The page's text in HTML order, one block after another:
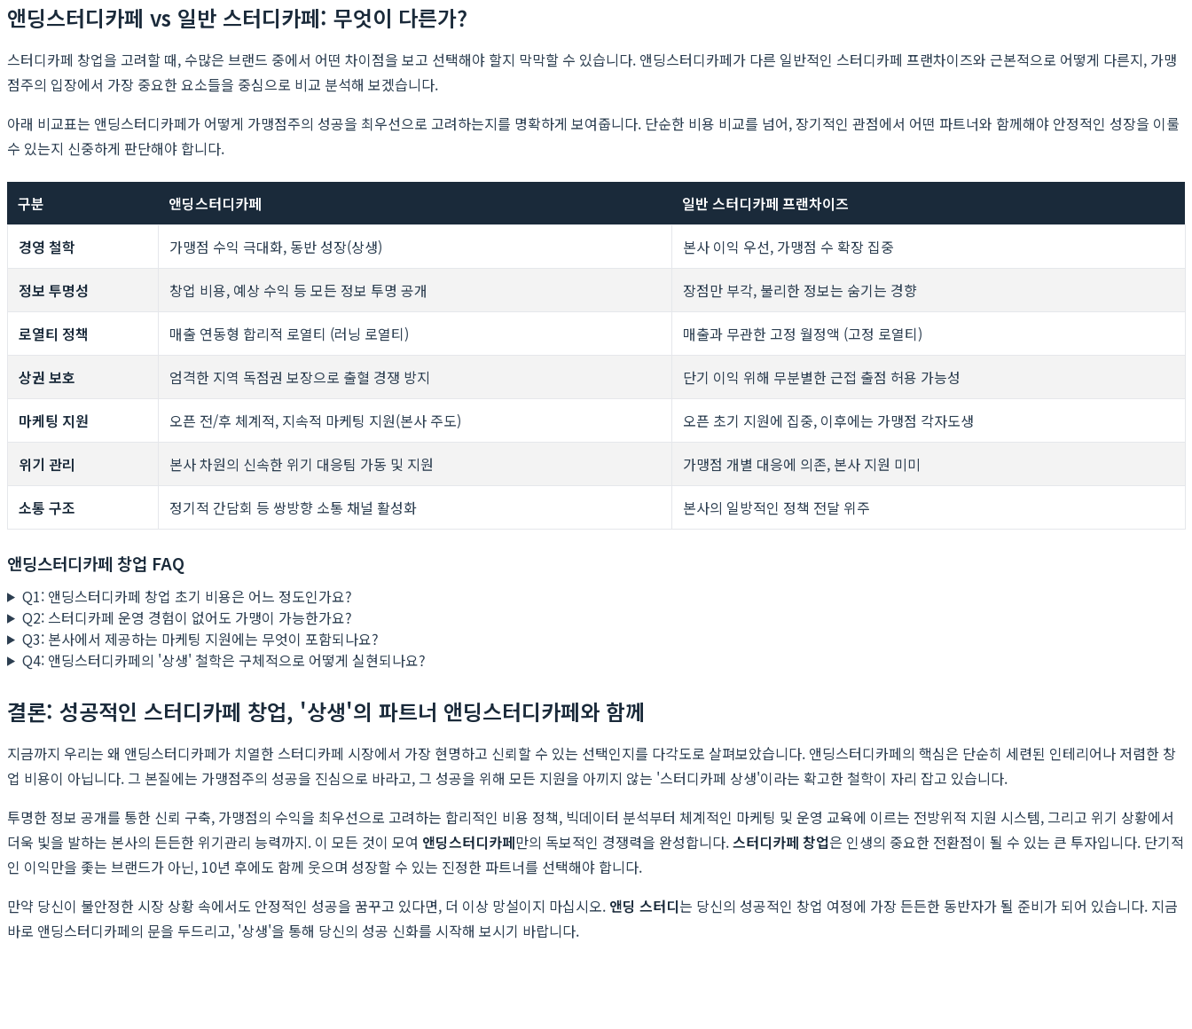
앤딩스터디카페 vs 일반 스터디카페: 무엇이 다른가?
스터디카페 창업을 고려할 때, 수많은 브랜드 중에서 어떤 차이점을 보고 선택해야 할지 막막할 수 있습니다. 앤딩스터디카페가 다른 일반적인 스터디카페 프랜차이즈와 근본적으로 어떻게 다른지, 가맹
점주의 입장에서 가장 중요한 요소들을 중심으로 비교 분석해 보겠습니다.
아래 비교표는 앤딩스터디카페가 어떻게 가맹점주의 성공을 최우선으로 고려하는지를 명확하게 보여줍니다. 단순한 비용 비교를 넘어, 장기적인 관점에서 어떤 파트너와 함께해야 안정적인 성장을 이룰
수 있는지 신중하게 판단해야 합니다.
구분 앤딩스터디카페 일반 스터디카페 프랜차이즈
경영 철학 가맹점 수익 극대화, 동반 성장(상생) 본사 이익 우선, 가맹점 수 확장 집중
정보 투명성 창업 비용, 예상 수익 등 모든 정보 투명 공개 장점만 부각, 불리한 정보는 숨기는 경향
로열티 정책 매출 연동형 합리적 로열티 (러닝 로열티) 매출과 무관한 고정 월정액 (고정 로열티)
상권 보호 엄격한 지역 독점권 보장으로 출혈 경쟁 방지 단기 이익 위해 무분별한 근접 출점 허용 가능성
마케팅 지원 오픈 전/후 체계적, 지속적 마케팅 지원(본사 주도) 오픈 초기 지원에 집중, 이후에는 가맹점 각자도생
위기 관리 본사 차원의 신속한 위기 대응팀 가동 및 지원 가맹점 개별 대응에 의존, 본사 지원 미미
소통 구조 정기적 간담회 등 쌍방향 소통 채널 활성화 본사의 일방적인 정책 전달 위주
앤딩스터디카페 창업 FAQ
Q1: 앤딩스터디카페 창업 초기 비용은 어느 정도인가요?
Q2: 스터디카페 운영 경험이 없어도 가맹이 가능한가요?
Q3: 본사에서 제공하는 마케팅 지원에는 무엇이 포함되나요?
Q4: 앤딩스터디카페의 '상생' 철학은 구체적으로 어떻게 실현되나요?
결론: 성공적인 스터디카페 창업, '상생'의 파트너 앤딩스터디카페와 함께
지금까지 우리는 왜 앤딩스터디카페가 치열한 스터디카페 시장에서 가장 현명하고 신뢰할 수 있는 선택인지를 다각도로 살펴보았습니다. 앤딩스터디카페의 핵심은 단순히 세련된 인테리어나 저렴한 창
업 비용이 아닙니다. 그 본질에는 가맹점주의 성공을 진심으로 바라고, 그 성공을 위해 모든 지원을 아끼지 않는 '스터디카페 상생'이라는 확고한 철학이 자리 잡고 있습니다.
투명한 정보 공개를 통한 신뢰 구축, 가맹점의 수익을 최우선으로 고려하는 합리적인 비용 정책, 빅데이터 분석부터 체계적인 마케팅 및 운영 교육에 이르는 전방위적 지원 시스템, 그리고 위기 상황에서
더욱 빛을 발하는 본사의 든든한 위기관리 능력까지. 이 모든 것이 모여 앤딩스터디카페만의 독보적인 경쟁력을 완성합니다.스터디카페 창업은 인생의 중요한 전환점이 될 수 있는 큰 투자입니다. 단기적
인 이익만을 좇는 브랜드가 아닌, 10년 후에도 함께 웃으며 성장할 수 있는 진정한 파트너를 선택해야 합니다.
만약 당신이 불안정한 시장 상황 속에서도 안정적인 성공을 꿈꾸고 있다면, 더 이상 망설이지 마십시오. 앤딩 스터디는 당신의 성공적인 창업 여정에 가장 든든한 동반자가 될 준비가 되어 있습니다. 지금
바로 앤딩스터디카페의 문을 두드리고, '상생'을 통해 당신의 성공 신화를 시작해 보시기 바랍니다.